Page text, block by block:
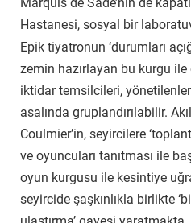
Hastanesi, sosyal bir
Epik tiyatronun ‘durumları
zemin hazırlayan bu kurgu
iktidar temsilcileri,
asalında gruplandırılabilir.
Coulmier’in, seyircilere
ve oyuncuları tanıtması ile
oyun kurgusu ile kesintiye
seyircide şaşkınlıkla birlikte